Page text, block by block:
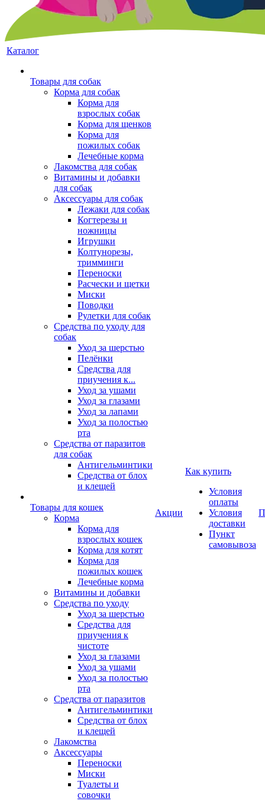
Каталог
Товары для собак
Корма для собак
Корма для
взрослых собак
Корма для щенков
Корма для
пожилых собак
Лечебные корма
Лакомства для собак
Витамины и добавки
для собак
Аксессуары для собак
Лежаки для собак
Когтерезы и
ножницы
Игрушки
Колтунорезы,
тримминги
Переноски
Расчески и щетки
Миски
Поводки
Рулетки для собак
Средства по уходу для
собак
Уход за шерстью
Пелёнки
Средства для
приучения к...
Уход за ушами
Уход за глазами
Уход за лапами
Уход за полостью
рта
Средства от паразитов
для собак
Антигельминтики
Средства от блох
и клещей
Товары для кошек
Корма
Корма для
взрослых кошек
Корма для котят
Корма для
пожилых кошек
Лечебные корма
Витамины и добавки
Средства по уходу
Уход за шерстью
Средства для
приучения к
чистоте
Уход за глазами
Уход за ушами
Уход за полостью
рта
Средства от паразитов
Антигельминтики
Средства от блох
и клещей
Лакомства
Аксессуары
Переноски
Миски
Туалеты и
совочки
Акции
Как купить
Условия
оплаты
Условия
доставки
Пункт
самовывоза